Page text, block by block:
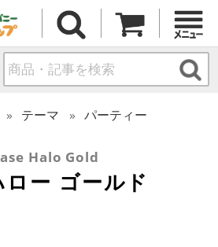
テーマ
パーティー
Halo Gold
ー ゴールド